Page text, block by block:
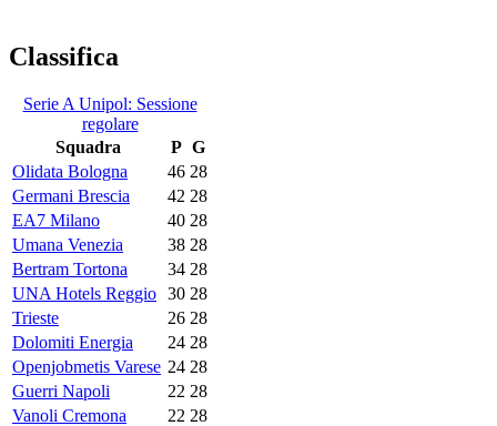
Classifica
Serie A Unipol: Sessione
regolare
Squadra
P G
Olidata Bologna
46 28
Germani Brescia
42 28
EA7 Milano
40 28
Umana Venezia
38 28
Bertram Tortona
34 28
UNA Hotels Reggio 30 28
Trieste
26 28
Dolomiti Energia
24 28
Openjobmetis Varese 24 28
Guerri Napoli
22 28
Vanoli Cremona
22 28